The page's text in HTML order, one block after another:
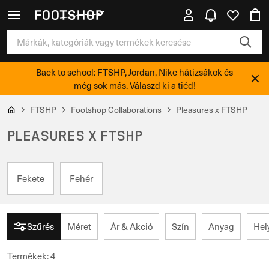
Back to school: FTSHP, Jordan, Nike hátizsákok és
még sok más. Válaszd ki a tiéd!
FTSHP Footshop Collaborations Pleasures x FTSHP
PLEASURES X FTSHP
Fekete Fehér
Szűrés Méret Ár & Akció Szín Anyag
Termékek:4